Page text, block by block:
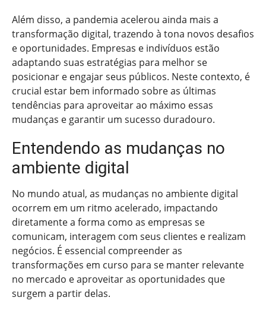
Além disso, a pandemia acelerou ainda mais a
transformação digital, trazendo à tona novos desafios
e oportunidades. Empresas e indivíduos estão
adaptando suas estratégias para melhor se
posicionar e engajar seus públicos. Neste contexto, é
crucial estar bem informado sobre as últimas
tendências para aproveitar ao máximo essas
mudanças e garantir um sucesso duradouro.
Entendendo as mudanças no
ambiente digital
No mundo atual, as mudanças no ambiente digital
ocorrem em um ritmo acelerado, impactando
diretamente a forma como as empresas se
comunicam, interagem com seus clientes e realizam
negócios. É essencial compreender as
transformações em curso para se manter relevante
no mercado e aproveitar as oportunidades que
surgem a partir delas.